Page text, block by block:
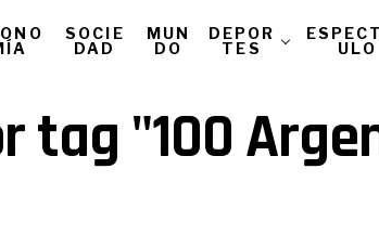
SOCIE
DAD
MUN
DO
DEPOR
TES
ULO
tag "100